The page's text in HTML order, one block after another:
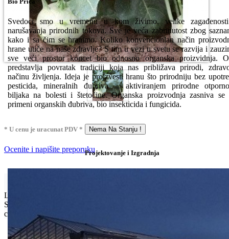
Svedoci smo u vremenu u kom živimo, velike
narušavanja prirodnih tokova. Sve je veća zabrinutost zbog
kako i sa čim se hranimo. Koliko konvencionlan način
hrane utiče na naše zdravlje? S tim u vezi u svetu se razvija i
sve veći prostor koncet bio odnosno organska proizvidnja.
predstavlja povratak tradiciji koja nas približava prirodi,
načinu življenja. Ideja je proizvesti hranu što prirodniju bez
pesticida, mineralnih đubriva ... aktiviranjem prirodne
biljaka na bolesti i štetočine. Organska proizvodnja zasniva se
primeni organskih đubriva, bio insekticida i fungicida.
Projektovanje i Izgradnja
* U cenu je uracunat PDV * Nema Na Stanju !
Ocenite i napišite preporuku
Limit za porudžbinu je
Srbije. Za inostranstvo, molimo da nas kontaktirate za informacije o
ceni i mogućnostima isporuke.